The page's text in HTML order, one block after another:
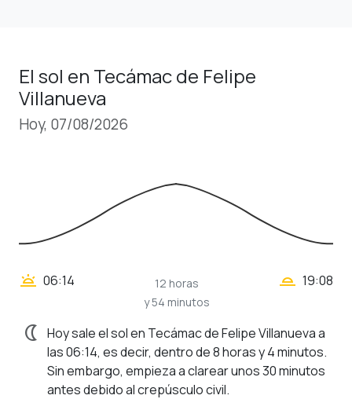
El sol en Tecámac de Felipe
Villanueva
Hoy, 07/08/2026
wb_twilight 06:14
12 horas
y 54 minutos
wb_twilight_2 19:08
nightlight Hoy sale el sol en Tecámac de Felipe Villanueva a
las 06:14, es decir, dentro de 8 horas y 4 minutos.
Sin embargo, empieza a clarear unos 30 minutos
antes debido al crepúsculo civil.